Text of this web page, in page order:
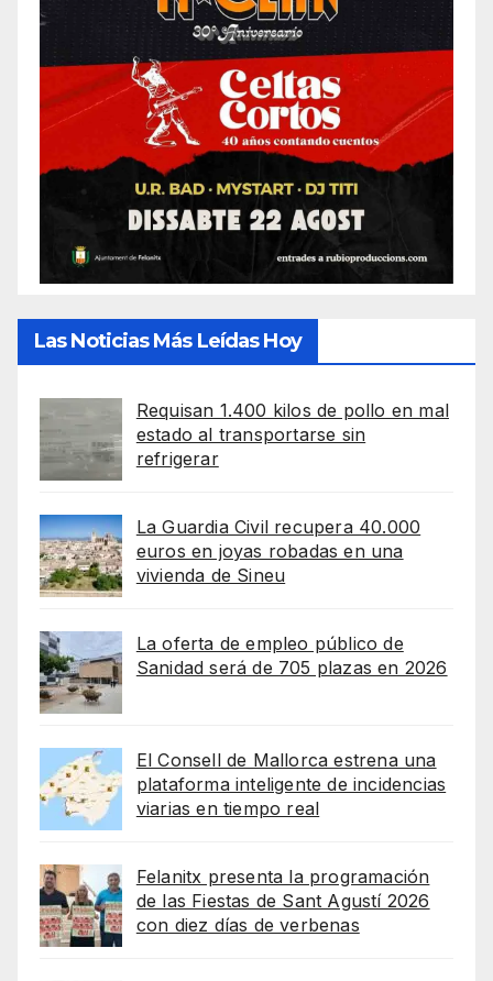
Las Noticias Más Leídas Hoy
Requisan 1.400 kilos de pollo en mal
estado al transportarse sin
refrigerar
La Guardia Civil recupera 40.000
euros en joyas robadas en una
vivienda de Sineu
La oferta de empleo público de
Sanidad será de 705 plazas en 2026
El Consell de Mallorca estrena una
plataforma inteligente de incidencias
viarias en tiempo real
Felanitx presenta la programación
de las Fiestas de Sant Agustí 2026
con diez días de verbenas